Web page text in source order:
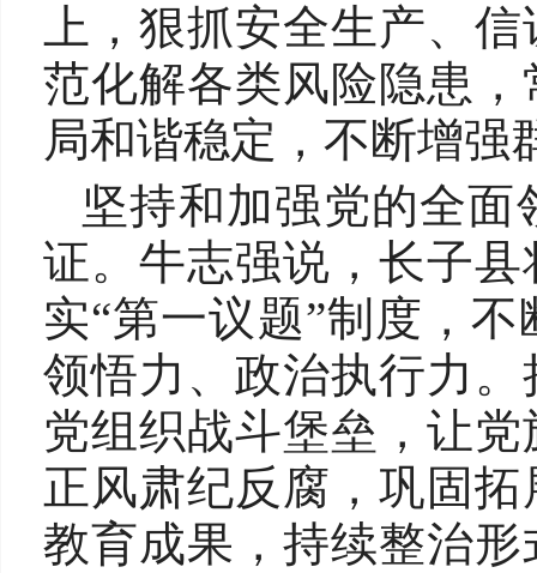
上，狠抓安全生产、
范化解各类风险隐患
局和谐稳定，不断增强
坚持和加强党的全
证。牛志强说，长子
实“第一议题”制度，
领悟力、政治执行力
党组织战斗堡垒，让
正风肃纪反腐，巩固
教育成果，持续整治